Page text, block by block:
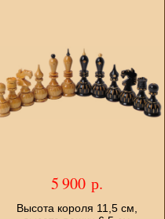
5 900 р.
Высота короля 11,5 см,